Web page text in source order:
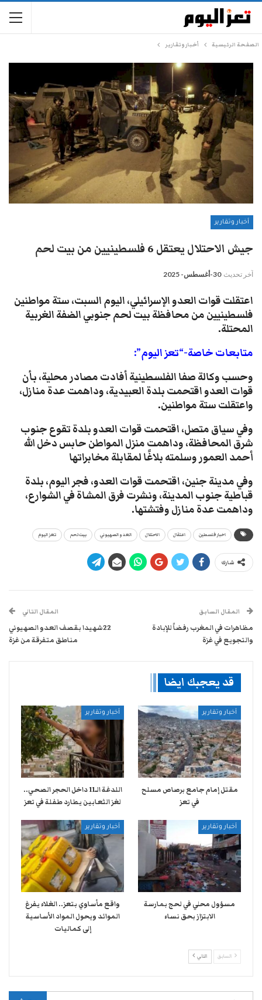
الصفحة الرئيسية أخبار وتقارير
أخبار وتقارير
جيش الاحتلال يعتقل 6 فلسطينيين من بيت لحم
آخر تحديث 30-أغسطس- 2025
اعتقلت قوات العدو الإسرائيلي، اليوم السبت، ستة مواطنين
فلسطينيين من محافظة بيت لحم جنوبي الضفة الغربية
المحتلة.
متابعات خاصة-“تعز اليوم”:
وحسب وكالة صفا الفلسطينية أفادت مصادر محلية، بأن
قوات العدو اقتحمت بلدة العبيدية، وداهمت عدة منازل،
واعتقلت ستة مواطنين.
وفي سياق متصل، اقتحمت قوات العدو بلدة تقوع جنوب
شرق المحافظة، وداهمت منزل المواطن حابس دخل الله
أحمد العمور وسلمته بلاغًا لمقابلة مخابراتها
وفي مدينة جنين، اقتحمت قوات العدو، فجر اليوم، بلدة
قباطية جنوب المدينة، ونشرت فرق المشاة في الشوارع،
وداهمت عدة منازل وفتشتها.
اخبار فلسطين اعتقال الاحتلال العدو الصهيوني بيت لحم تعز اليوم
شارك
المقال السابق
مظاهرات في المغرب رفضاً للإبادة
والتجويع في غزة
المقال التالي
22شهيدا بقصف العدو الصهيوني
مناطق متفرقة من غزة
قد يعجبك ايضا
أخبار وتقارير
مقتل إمام جامع برصاص مسلح
في تعز
أخبار وتقارير
اللدغة الـ11 داخل الحجر الصحي..
لغز الثعابين يطارد طفلة في تعز
أخبار وتقارير
مسؤول محلي في لحج بمارسة
الابتزاز بحق نساء
أخبار وتقارير
واقع مأساوي بتعز.. الغلاء يفرغ
الموائد ويحول المواد الأساسية
إلى كماليات
السابق التالي